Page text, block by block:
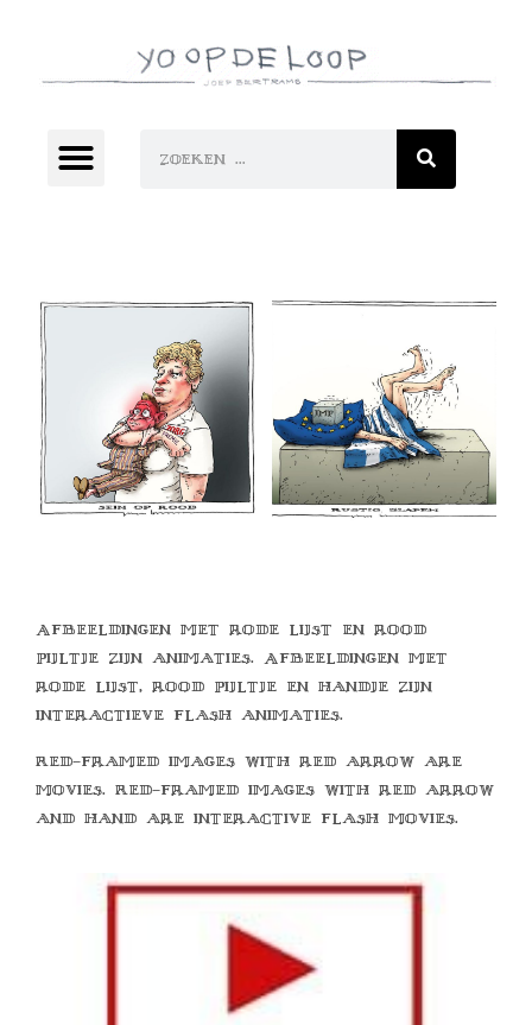
Afbeeldingen met rode lijst en rood
pijltje zijn animaties. Afbeeldingen met
rode lijst, rood pijltje en handje zijn
interactieve flash animaties.
Red-framed images with red arrow are
movies. Red-framed images with red arrow
and hand are interactive flash movies.